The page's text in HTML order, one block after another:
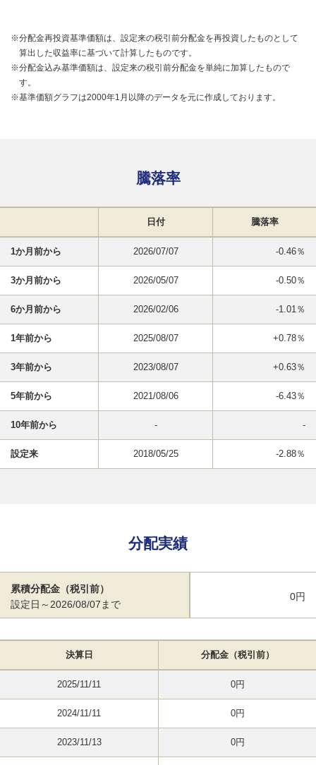
※分配金再投資基準価額は、設定来の税引前分配金を再投資したものとして
算出した収益率に基づいて計算したものです。
※分配金込み基準価額は、設定来の税引前分配金を単純に加算したもので
す。
※基準価額グラフは2000年1月以降のデータを元に作成しております。
騰落率
日付 騰落率
1か月前から 2026/07/07 -0.46％
3か月前から 2026/05/07 -0.50％
6か月前から 2026/02/06 -1.01％
1年前から 2025/08/07 +0.78％
3年前から 2023/08/07 +0.63％
5年前から 2021/08/06 -6.43％
10年前から - -
設定来 2018/05/25 -2.88％
分配実績
累積分配金（税引前）
設定日～2026/08/07まで
0円
決算日 分配金（税引前）
2025/11/11 0円
2024/11/11 0円
2023/11/13 0円